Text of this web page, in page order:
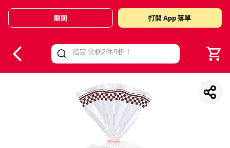
Valid Until 30 June 2026
關閉 打開 App 落單